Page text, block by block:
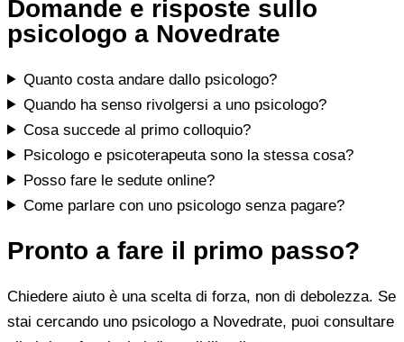
Domande e risposte sullo
psicologo a Novedrate
Quanto costa andare dallo psicologo?
Quando ha senso rivolgersi a uno psicologo?
Cosa succede al primo colloquio?
Psicologo e psicoterapeuta sono la stessa cosa?
Posso fare le sedute online?
Come parlare con uno psicologo senza pagare?
Pronto a fare il primo passo?
Chiedere aiuto è una scelta di forza, non di debolezza. Se
stai cercando uno psicologo a Novedrate, puoi consultare